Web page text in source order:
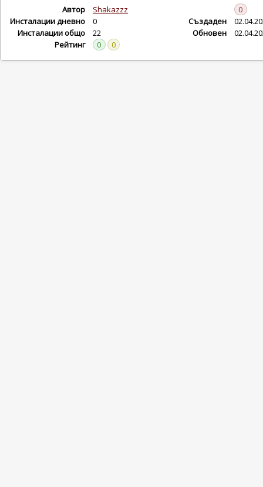
Автор
Shakazzz
Инсталации дневно
0
Инсталации общо
22
Рейтинг
0 0
0
Създаден
Обновен